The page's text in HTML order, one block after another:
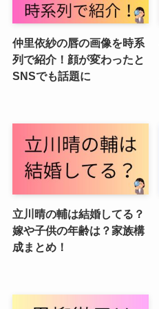
仲里依紗の唇の画像を時系
列で紹介！顔が変わったと
SNSでも話題に
立川晴の輔は結婚してる？
嫁や子供の年齢は？家族構
成まとめ！